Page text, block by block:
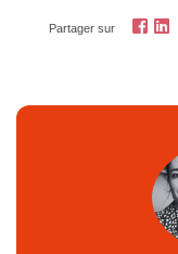
Partager sur